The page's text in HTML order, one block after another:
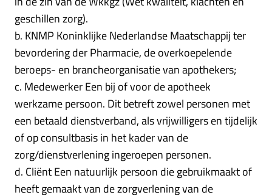
geschillen zorg).
b. KNMP Koninklijke Nederlandse Maatschappij ter
bevordering der Pharmacie, de overkoepelende
beroeps- en brancheorganisatie van apothekers;
c. Medewerker Een bij of voor de apotheek
werkzame persoon. Dit betreft zowel personen met
een betaald dienstverband, als vrijwilligers en tijdelijk
of op consultbasis in het kader van de
zorg/dienstverlening ingeroepen personen.
d. Cliënt Een natuurlijk persoon die gebruikmaakt of
heeft gemaakt van de zorgverlening van de